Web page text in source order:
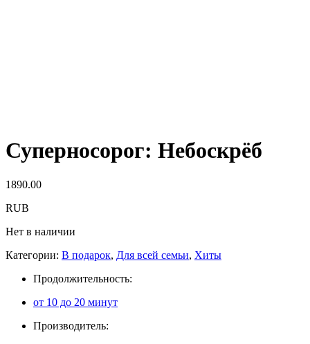
Суперносорог: Небоскрёб
1890.00
RUB
Нет в наличии
Категории: В подарок, Для всей семьи, Хиты
Продолжительность:
от 10 до 20 минут
Производитель: